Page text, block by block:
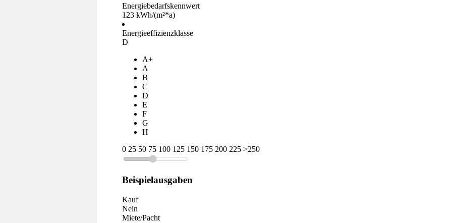
Energiebedarfskennwert
123 kWh/(m²*a)
Energieeffizienzklasse
D
A+
A
B
C
D
E
F
G
H
0 25 50 75 100 125 150 175 200 225 >250
Beispielausgaben
Kauf
Nein
Miete/Pacht